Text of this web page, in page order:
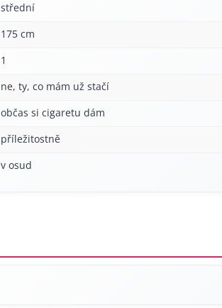
střední
175 cm
1
ne, ty, co mám už stačí
občas si cigaretu dám
příležitostně
v osud